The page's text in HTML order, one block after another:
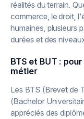
réalités du terrain.
commerce, le droit,
humaines, plusieurs
durées et des
BTS et BUT :
métier
Les BTS (Brevet de
(Bachelor
appréciés des